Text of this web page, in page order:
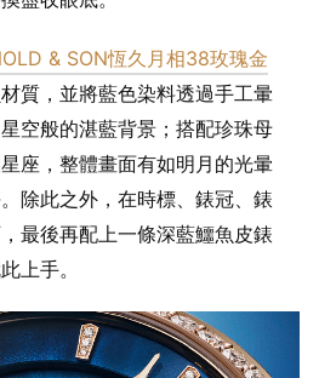
& SON恆久月相38玫瑰金
質，並將藍色染料透過手工暈
空般的湛藍背景；搭配珍珠母
座，整體畫面有如明月的光暈
除此之外，在時標、錶冠、錶
最後再配上一條深藍鱷魚皮錶
上手。